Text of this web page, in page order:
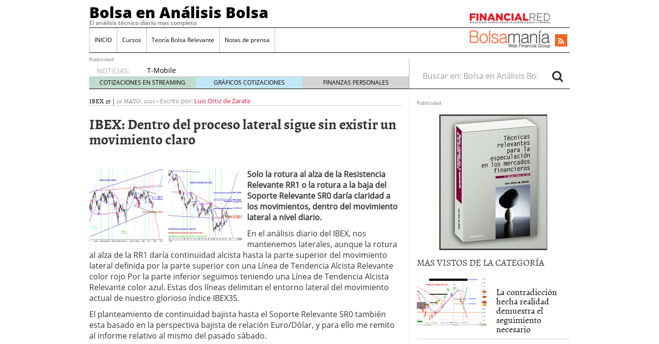
Bolsa en Análisis Bolsa
El análisis técnico diario mas completo
INICIO Cursos Teoría Bolsa Relevante Notas de prensa
Publicidad
NOTICIAS:
T-Mobile
acuerda
pagar
315
de
dólares
por
30/09/2024
Acciones de Nvidia suben impulsadas por la inteligencia artificial
25/09/2024
Cuidado con estos tres sesgos si estás empezando a invertir 20/09/2024
El BCE recorta los tipos de interés clave en septiembre para reducir la
volatilidad 12/09/2024
¿Es buen momento para volver al oro en lo que queda de 2024?
COTIZACIONES EN STREAMING GRÁFICOS COTIZACIONES FINANZAS PERSONALES
Buscar en:
IBEX 35 | 29 MAYO, 2011 - Escrito por: Luis Ortiz de Zarate
IBEX: Dentro del proceso lateral sigue sin existir un
movimiento claro
Solo la rotura al alza de la Resistencia
Relevante RR1 o la rotura a la baja del
Soporte Relevante SR0 daría claridad a
los movimientos, dentro del movimiento
lateral a nivel diario.
En el análisis diario del IBEX, nos
mantenemos laterales, aunque la rotura
al alza de la RR1 daría continuidad alcista hasta la parte superior del movimiento
lateral definida por la parte superior con una Línea de Tendencia Alcista Relevante
color rojo Por la parte inferior seguimos teniendo una Línea de Tendencia Alcista
Relevante color azul. Estas dos líneas delimitan el entorno lateral del movimiento
actual de nuestro glorioso índice IBEX35.
El planteamiento de continuidad bajista hasta el Soporte Relevante SR0 también
esta basado en la perspectiva bajista de relación Euro/Dólar, y para ello me remito
al informe relativo al mismo del pasado sábado.
Publicidad
MAS VISTOS DE LA CATEGORÍA
La contradicción
hecha realidad
demuestra el
seguimiento
necesario